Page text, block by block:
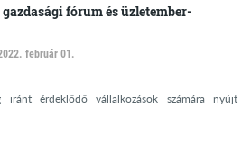
fórum és üzletember-
február 01.
iránt érdeklődő vállalkozások számára nyújt